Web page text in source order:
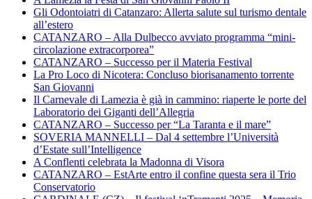
Gli Odontoiatri di Catanzaro: Allerta salute sul turismo dentale
all’estero
CATANZARO – Alla Dulbecco avviato programma “mini-
circolazione extracorporea”
CATANZARO – Successo per il Materia Festival
La Pro Loco di Nicotera: Concluso biorisanamento torrente
San Giovanni
Il Carnevale di Lamezia è già in cammino: riaperte le porte del
Laboratorio dei Giganti dell’Allegria
CATANZARO – Successo per “La Taranta e il mare”
SOVERIA MANNELLI – Dal 4 settembre l’Università
d’Estate sull’Intelligence
A Conflenti celebrata la Madonna di Visora
CATANZARO – EstArte entro il confine questa sera il Trio
Conservatorio